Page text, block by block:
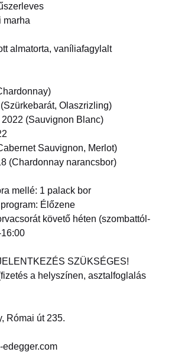
marha
almatorta, vaníliafagylalt
Olaszrizling)
(Sauvignon Blanc)
Sauvignon, Merlot)
(Chardonnay narancsbor)
mellé: 1 palack bor
Élőzene
követő héten (szombattól-
SZÜKSÉGES!
a helyszínen, asztalfoglalás
Római út 235.